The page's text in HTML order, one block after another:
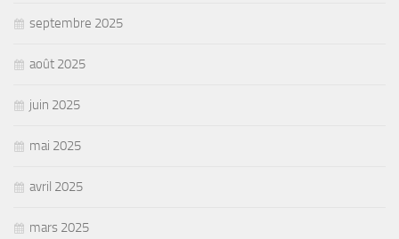
septembre 2025
août 2025
juin 2025
mai 2025
avril 2025
mars 2025